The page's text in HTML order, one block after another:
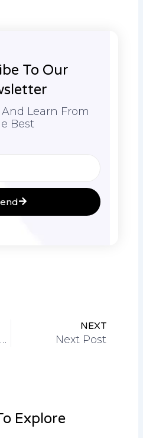
To Our
Learn From
Best
Sviluppo di Discord Casinò: Una Frontiera Digitale
NEXT
Next Post
Explore